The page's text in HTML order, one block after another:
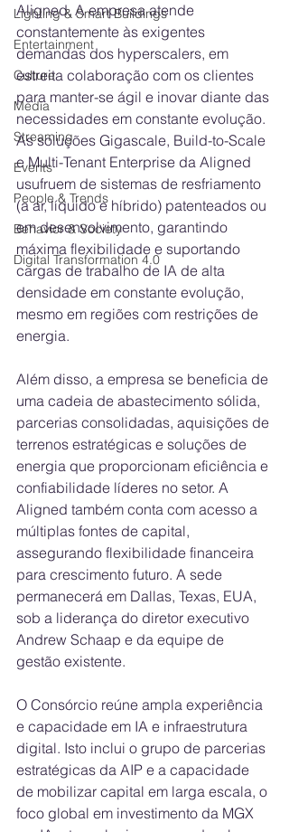
Lighting & Smart Buildings
Entertainment
Culture
Media
Streaming
Events
People & Trends
Behavior & Society
Digital Transformation 4.0
Aligned. A empresa atende
constantemente às exigentes
demandas dos hyperscalers, em
estreita colaboração com os clientes
para manter-se ágil e inovar diante das
necessidades em constante evolução.
As soluções Gigascale, Build-to-Scale
e Multi-Tenant Enterprise da Aligned
usufruem de sistemas de resfriamento
(a ar, líquido e híbrido) patenteados ou
em desenvolvimento, garantindo
máxima flexibilidade e suportando
cargas de trabalho de IA de alta
densidade em constante evolução,
mesmo em regiões com restrições de
energia.
Além disso, a empresa se beneficia de
uma cadeia de abastecimento sólida,
parcerias consolidadas, aquisições de
terrenos estratégicas e soluções de
energia que proporcionam eficiência e
confiabilidade líderes no setor. A
Aligned também conta com acesso a
múltiplas fontes de capital,
assegurando flexibilidade financeira
para crescimento futuro. A sede
permanecerá em Dallas, Texas, EUA,
sob a liderança do diretor executivo
Andrew Schaap e da equipe de
gestão existente.
O Consórcio reúne ampla experiência
e capacidade em IA e infraestrutura
digital. Isto inclui o grupo de parcerias
estratégicas da AIP e a capacidade
de mobilizar capital em larga escala, o
foco global em investimento da MGX